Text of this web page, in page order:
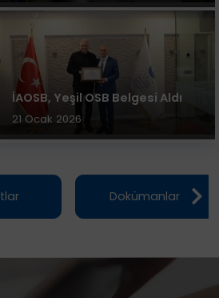
Listesine 10
İAOSB, Yeşil OSB Belgesi Aldı
21 Ocak 2026
Dokümanlar